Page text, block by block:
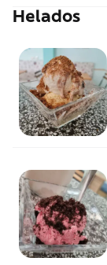
Helados